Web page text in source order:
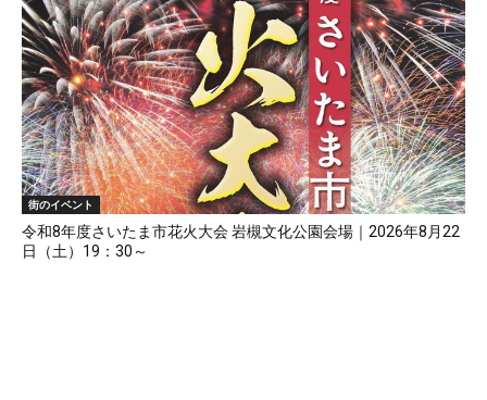
街のイベント
令和8年度さいたま市花火大会 岩槻文化公園会場｜2026年8月22
日（土）19：30～